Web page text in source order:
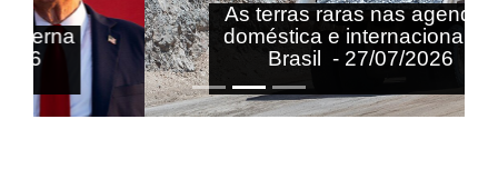
As terras raras nas agendas
doméstica e internacional do
Brasil - 27/07/2026